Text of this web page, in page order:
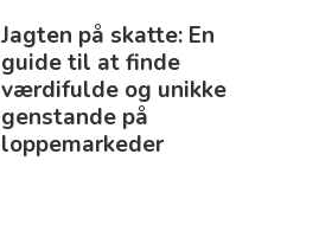
Jagten på skatte: En
guide til at finde
værdifulde og unikke
genstande på
loppemarkeder